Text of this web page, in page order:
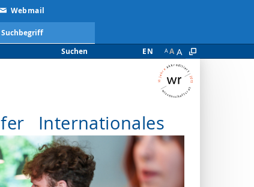
Webmail
Suchen EN A A A
Internationales